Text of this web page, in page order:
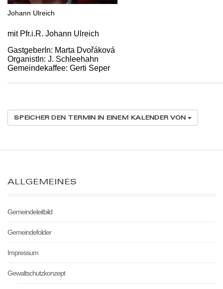
Johann Ulreich
mit Pfr.i.R. Johann Ulreich
GastgeberIn: Marta Dvořáková
OrganistIn: J. Schleehahn
Gemeindekaffee: Gerti Seper
SPEICHER DEN TERMIN IN EINEM KALENDER VON
ALLGEMEINES
Gemeindeleitbild
Gemeindefolder
Impressum
Gewaltschutzkonzept